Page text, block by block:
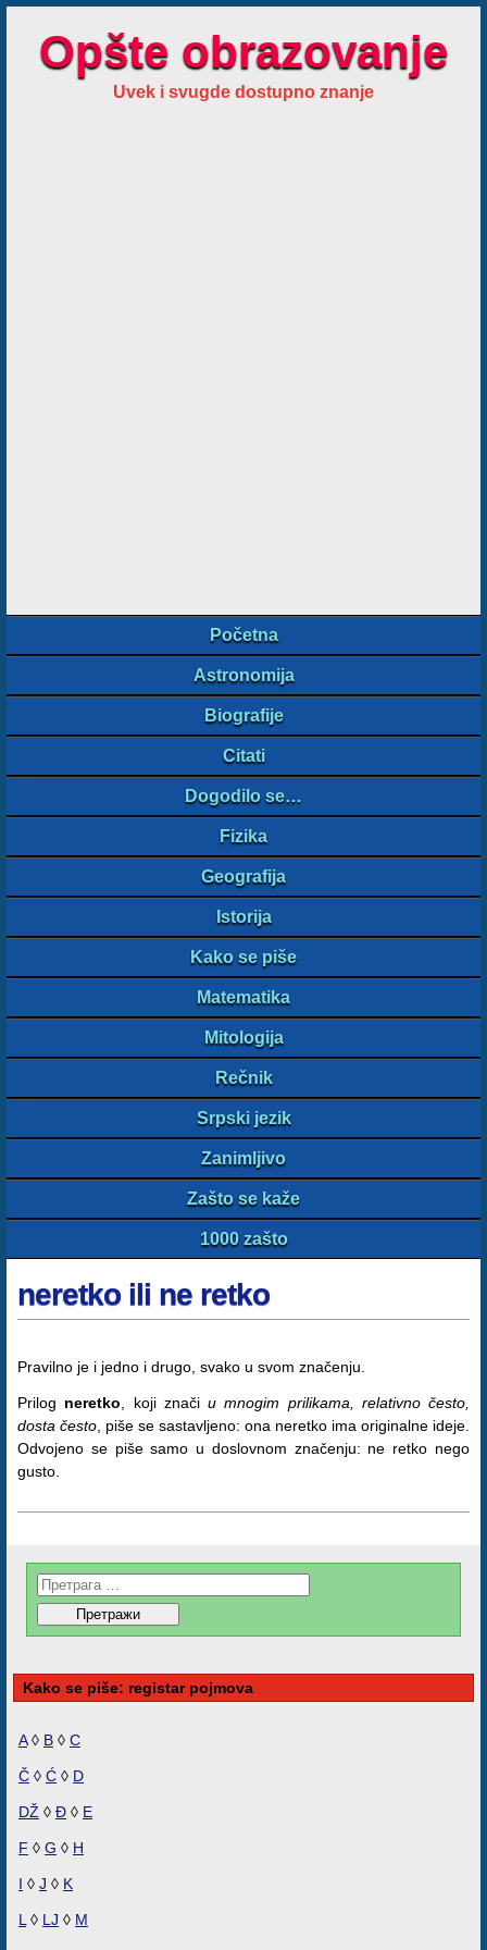
Opšte obrazovanje
Uvek i svugde dostupno znanje
Početna
Astronomija
Biografije
Citati
Dogodilo se…
Fizika
Geografija
Istorija
Kako se piše
Matematika
Mitologija
Rečnik
Srpski jezik
Zanimljivo
Zašto se kaže
1000 zašto
neretko ili ne retko
Pravilno je i jedno i drugo, svako u svom značenju.
Prilog neretko , koji znači u mnogim prilikama, relativno često,
dosta često , piše se sastavljeno: ona neretko ima originalne ideje.
Odvojeno se piše samo u doslovnom značenju: ne retko nego
gusto.
Kako se piše: registar pojmova
A◊ B ◊ C
Č ◊ Ć ◊ D
DŽ ◊ Đ ◊ E
F ◊ G ◊ H
I ◊ J ◊ K
L ◊ LJ ◊ M